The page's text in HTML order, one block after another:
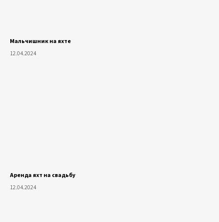
Мальчишник на яхте
12.04.2024
Аренда яхт на свадьбу
12.04.2024